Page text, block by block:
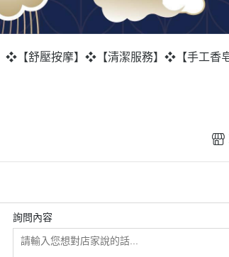
❖【舒壓按摩】 ❖【清潔服務】 ❖【手工香皂
詢問內容